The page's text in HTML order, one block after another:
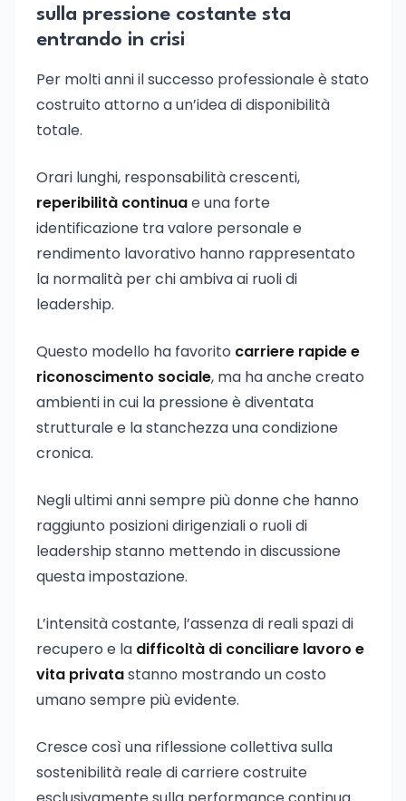
sulla pressione costante sta
entrando in crisi
Per molti anni il successo professionale è stato
costruito attorno a un’idea di disponibilità
totale.
Orari lunghi, responsabilità crescenti,
reperibilità continuae una forte
identificazione tra valore personale e
rendimento lavorativo hanno rappresentato
la normalità per chi ambiva ai ruoli di
leadership.
Questo modello ha favorito carriere rapide e
riconoscimento sociale, ma ha anche creato
ambienti in cui la pressione è diventata
strutturale e la stanchezza una condizione
cronica.
Negli ultimi anni sempre più donne che hanno
raggiunto posizioni dirigenziali o ruoli di
leadership stanno mettendo in discussione
questa impostazione.
L’intensità costante, l’assenza di reali spazi di
recupero e la difficoltà di conciliare lavoro e
vita privatastanno mostrando un costo
umano sempre più evidente.
Cresce così una riflessione collettiva sulla
sostenibilità reale di carriere costruite